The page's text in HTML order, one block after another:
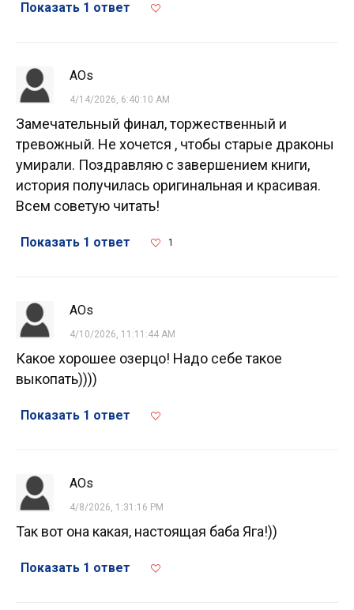
Показать 1 ответ
AOs
4/14/2026, 6:40:10 AM
Замечательный финал, торжественный и
тревожный. Не хочется , чтобы старые драконы
умирали. Поздравляю с завершением книги,
история получилась оригинальная и красивая.
Всем советую читать!
Показать 1 ответ 1
AOs
4/10/2026, 11:11:44 AM
Какое хорошее озерцо! Надо себе такое
выкопать))))
Показать 1 ответ
AOs
4/8/2026, 1:31:16 PM
Так вот она какая, настоящая баба Яга!))
Показать 1 ответ